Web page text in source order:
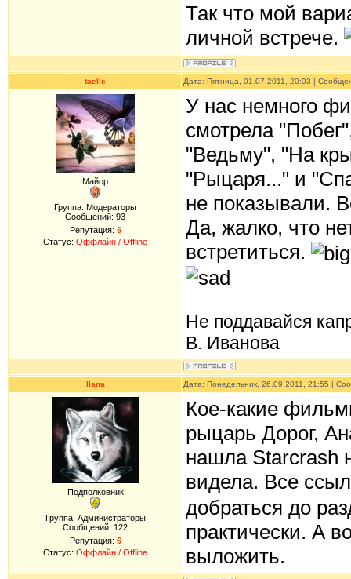
Так что мой
личной встрече.
taelle Дата: Пятница, 01.07.2011, 20:03 |
Майор
Группа: Модераторы
Сообщений: 93
Репутация: 6
Статус: Оффлайн / Offline
У нас немного
смотрела
"Ведьму", "На
"Рыцаря..." и
не показывали.
Да, жалко, что
встретиться.
Не поддавайся
В. Иванова
Ilana Дата: Понедельник, 26.09.2011, 21:55 |
Подполковник
Группа: Администраторы
Сообщений: 122
Репутация: 6
Статус: Оффлайн / Offline
Кое-какие
рыцарь Дорог,
нашла Starcrash
видела. Все
добраться до
практически. А
выложить.